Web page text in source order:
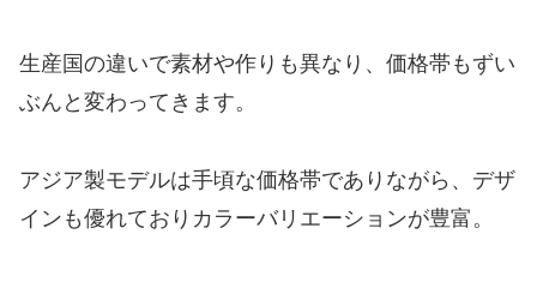
生産国の違いで素材や作りも異なり、価格帯もずい
ぶんと変わってきます。
アジア製モデルは手頃な価格帯でありながら、デザ
インも優れておりカラーバリエーションが豊富。